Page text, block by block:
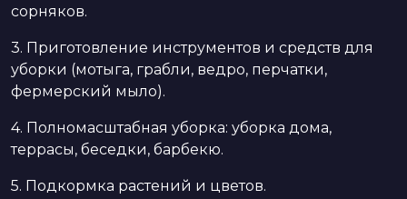
сорняков.
3. Приготовление инструментов и средств для
уборки (мотыга, грабли, ведро, перчатки,
фермерский мыло).
4. Полномасштабная уборка: уборка дома,
террасы, беседки, барбекю.
5. Подкормка растений и цветов.